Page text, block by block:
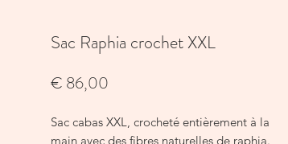
Sac Raphia crochet XXL
€ 86,00
Sac cabas XXL, crocheté entièrement à la
main avec des fibres naturelles de raphia.